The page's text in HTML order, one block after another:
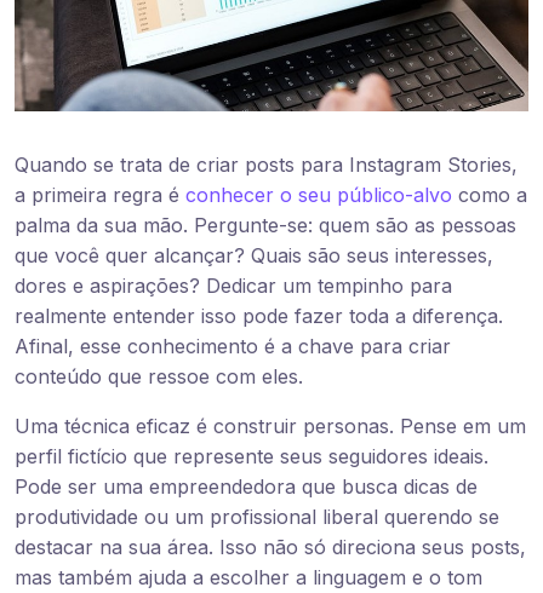
Quando se trata de criar posts para Instagram Stories,
a primeira regra é conhecer o seu público-alvo como a
palma da sua mão. Pergunte-se: quem são as pessoas
que você quer alcançar? Quais são seus interesses,
dores e aspirações? Dedicar um tempinho para
realmente entender isso pode fazer toda a diferença.
Afinal, esse conhecimento é a chave para criar
conteúdo que ressoe com eles.
Uma técnica eficaz é construir personas. Pense em um
perfil fictício que represente seus seguidores ideais.
Pode ser uma empreendedora que busca dicas de
produtividade ou um profissional liberal querendo se
destacar na sua área. Isso não só direciona seus posts,
mas também ajuda a escolher a linguagem e o tom